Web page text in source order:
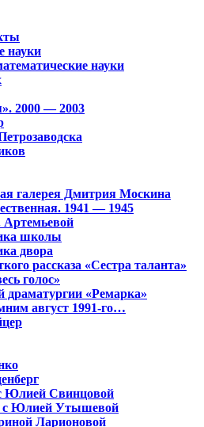
науки
науки
2000 — 2003
галерея Дмитрия Москина
1941 — 1945
Артемьевой
школы
двора
рассказа «Сестра таланта»
голос»
драматургии «Ремарка»
август 1991-го…
Юлией Свинцовой
с Юлией Утышевой
Ларионовой